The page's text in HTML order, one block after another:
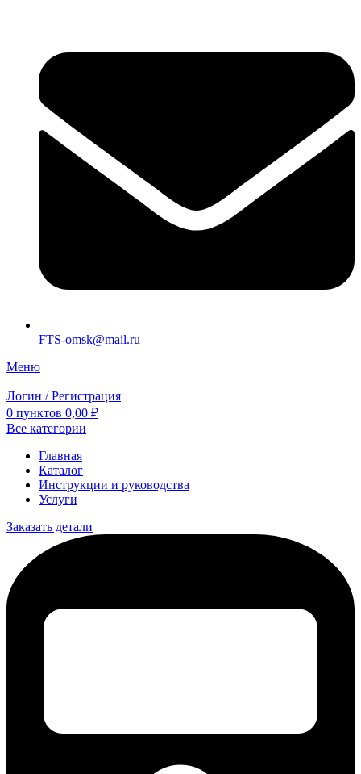
FTS-omsk@mail.ru
Меню
Логин / Регистрация
0 пунктов 0,00 ₽
Все категории
Главная
Каталог
Инструкции и руководства
Услуги
Заказать детали